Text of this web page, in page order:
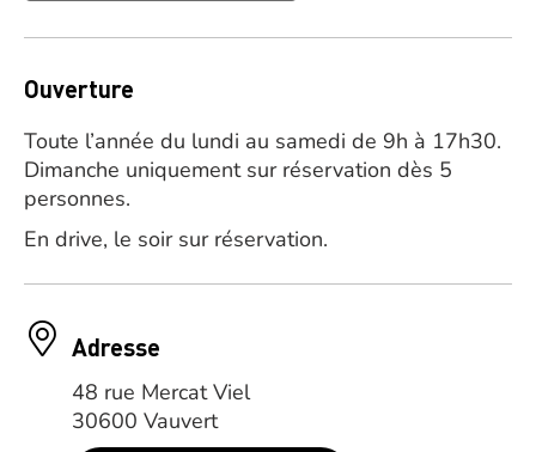
Ouverture
Toute l’année du lundi au samedi de 9h à 17h30.
Dimanche uniquement sur réservation dès 5
personnes.
En drive, le soir sur réservation.
Adresse
48 rue Mercat Viel
30600 Vauvert